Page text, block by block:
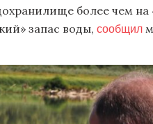
более чем
запас воды, сообщил